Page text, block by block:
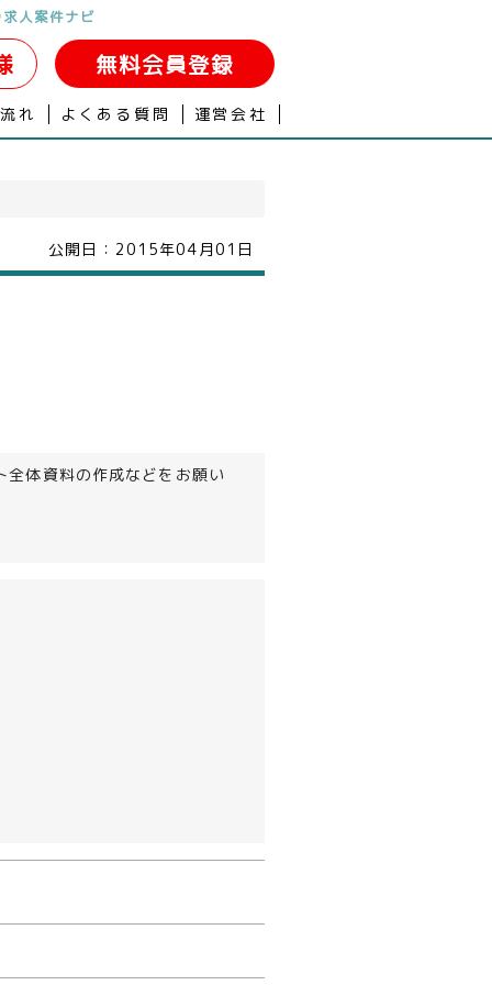
人案件ナビ
無料会員登録
れ よくある質問 運営会社
公開日： 2015年04月01日
体資料の作成などをお願い